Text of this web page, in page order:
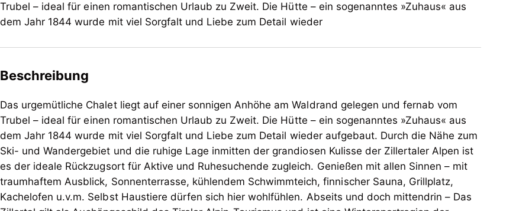
Trubel – ideal für einen romantischen Urlaub zu Zweit. Die Hütte – ein sogenanntes »Zuhaus« aus
dem Jahr 1844 wurde mit viel Sorgfalt und Liebe zum Detail wieder
Beschreibung
Das urgemütliche Chalet liegt auf einer sonnigen Anhöhe am Waldrand gelegen und fernab vom
Trubel – ideal für einen romantischen Urlaub zu Zweit. Die Hütte – ein sogenanntes »Zuhaus« aus
dem Jahr 1844 wurde mit viel Sorgfalt und Liebe zum Detail wieder aufgebaut. Durch die Nähe zum
Ski- und Wandergebiet und die ruhige Lage inmitten der grandiosen Kulisse der Zillertaler Alpen ist
es der ideale Rückzugsort für Aktive und Ruhesuchende zugleich. Genießen mit allen Sinnen – mit
traumhaftem Ausblick, Sonnenterrasse, kühlendem Schwimmteich, finnischer Sauna, Grillplatz,
Kachelofen u.v.m. Selbst Haustiere dürfen sich hier wohlfühlen. Abseits und doch mittendrin – Das